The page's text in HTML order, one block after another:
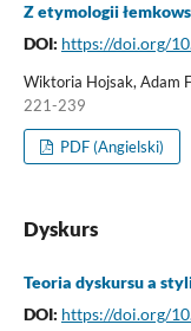
Z etymologii
DOI: https://doi.org/
Wiktoria Hojsak, Adam
221-239
PDF (Angielski)
Dyskurs
Teoria dyskursu a
DOI: https://doi.org/